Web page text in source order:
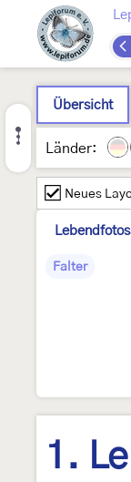
Übersicht
Länder:
Neues
Lebendfotos
Falter
1.